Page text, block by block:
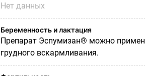
Нет данных
Беременность и лактация
Препарат Эспумизан® можно
грудного вскармливания.